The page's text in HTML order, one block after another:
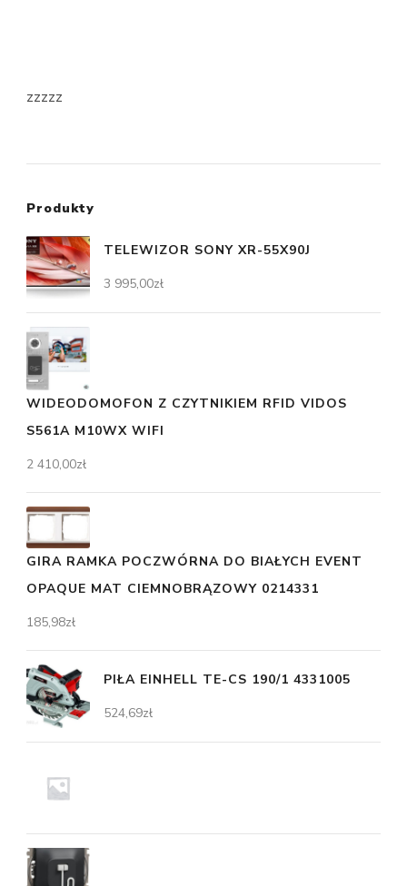
zzzzz
Produkty
TELEWIZOR SONY XR-55X90J
3 995,00zł
WIDEODOMOFON Z CZYTNIKIEM RFID VIDOS
S561A M10WX WIFI
2 410,00zł
GIRA RAMKA POCZWÓRNA DO BIAŁYCH EVENT
OPAQUE MAT CIEMNOBRĄZOWY 0214331
185,98zł
PIŁA EINHELL TE-CS 190/1 4331005
524,69zł